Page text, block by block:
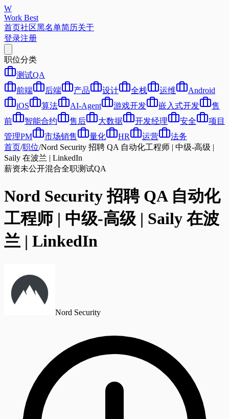
W
Work Best
首页社区黑名单简历关于
登录注册
职位分类
测试QA
前端
后端 产品 设计 全栈 运维
Android
iOS
算法 AI-Agent 游戏开发 嵌入式开发
售
前
智能合约 售后 大数据 开发经理 安全
项目
管理PM
市场销售 量化 HR 运营
法务
首页/职位/Nord Security 招聘 QA 自动化工程师 | 中级-高级 |
Saily 在波兰 | LinkedIn
薪资未公开混合全职测试QA
Nord Security 招聘 QA 自动化
工程师 | 中级-高级 | Saily 在波
兰 | LinkedIn
Nord Security